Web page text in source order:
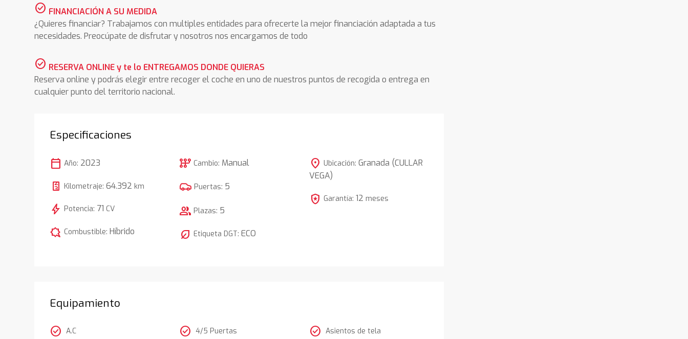
check_circle FINANCIACIÓN A SU MEDIDA
¿Quieres financiar? Trabajamos con multiples entidades para ofrecerte la mejor financiación adaptada a tus
necesidades. Preocúpate de disfrutar y nosotros nos encargamos de todo
check_circle RESERVA ONLINE y te lo ENTREGAMOS DONDE QUIERAS
Reserva online y podrás elegir entre recoger el coche en uno de nuestros puntos de recogida o entrega en
cualquier punto del territorio nacional.
Especificaciones
calendar_today Año: 2023
Kilometraje:64.392 km
bolt Potencia: 71 CV
comic_bubble Combustible:Híbrido
auto_transmission Cambio: Manual
Puertas: 5
group Plazas: 5
nest_eco_leaf Etiqueta DGT:ECO
location_on Ubicación: Granada (CULLAR
VEGA)
local_police Garantía: 12 meses
Equipamiento
check_circle A.C check_circle 4/5 Puertas check_circle Asientos de tela